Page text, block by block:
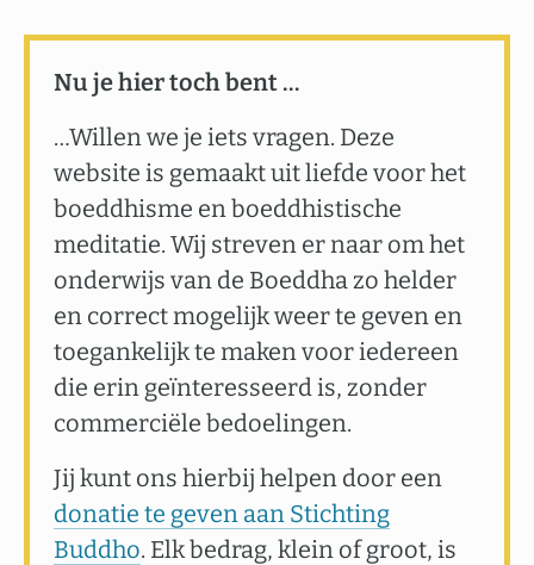
Nu je hier toch bent …
…Willen we je iets vragen. Deze
website is gemaakt uit liefde voor het
boeddhisme en boeddhistische
meditatie. Wij streven er naar om het
onderwijs van de Boeddha zo helder
en correct mogelijk weer te geven en
toegankelijk te maken voor iedereen
die erin geïnteresseerd is, zonder
commerciële bedoelingen.
Jij kunt ons hierbij helpen door een
donatie te geven aan Stichting
Buddho. Elk bedrag, klein of groot, is